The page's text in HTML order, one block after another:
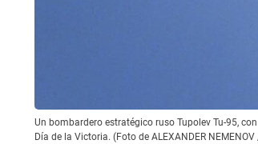
Un bombardero estratégico ruso Tupolev Tu-95,
Día de la Victoria. (Foto de ALEXANDER NEMENOV